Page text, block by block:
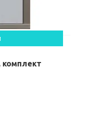
комплект